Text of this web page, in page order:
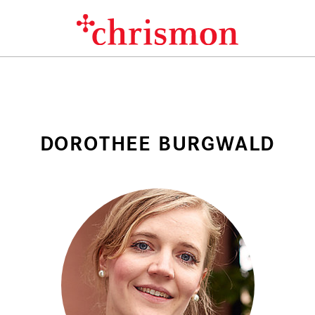
DOROTHEE BURGWALD